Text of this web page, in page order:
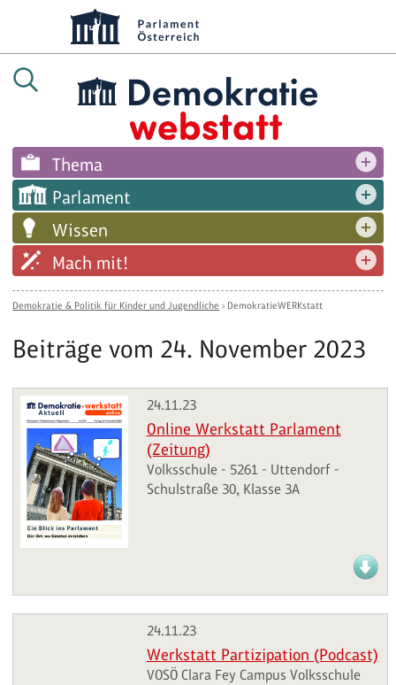
Thema
Parlament
Wissen
Mach mit!
Demokratie & Politik für Kinder und Jugendliche › DemokratieWERKstatt
Beiträge vom 24. November 2023
24.11.23
Online Werkstatt Parlament
(Zeitung)
Volksschule - 5261 - Uttendorf -
Schulstraße 30, Klasse 3A
24.11.23
Werkstatt Partizipation (Podcast)
VOSÖ Clara Fey Campus Volksschule